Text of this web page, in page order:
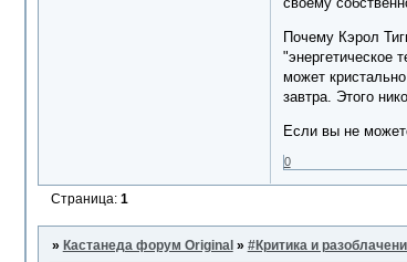
Почему Кэрол
"энергетическое
может
завтра. Этого
Если вы не
0
Страница: 1
» Кастанеда форум Original » #Критика и